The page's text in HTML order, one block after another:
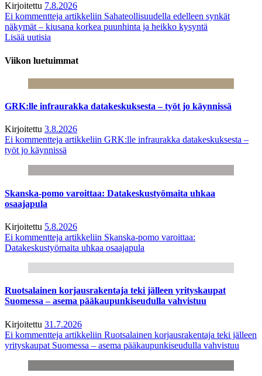
Kirjoitettu 7.8.2026
Ei kommentteja artikkeliin Sahateollisuudella edelleen synkät
näkymät – kiusana korkea puunhinta ja heikko kysyntä
Lisää uutisia
Viikon luetuimmat
GRK:lle infraurakka datakeskuksesta – työt jo käynnissä
Kirjoitettu 3.8.2026
Ei kommentteja artikkeliin GRK:lle infraurakka datakeskuksesta –
työt jo käynnissä
Skanska-pomo varoittaa: Datakeskustyömaita uhkaa
osaajapula
Kirjoitettu 5.8.2026
Ei kommentteja artikkeliin Skanska-pomo varoittaa:
Datakeskustyömaita uhkaa osaajapula
Ruotsalainen korjausrakentaja teki jälleen yrityskaupat
Suomessa – asema pääkaupunkiseudulla vahvistuu
Kirjoitettu 31.7.2026
Ei kommentteja artikkeliin Ruotsalainen korjausrakentaja teki jälleen
yrityskaupat Suomessa – asema pääkaupunkiseudulla vahvistuu